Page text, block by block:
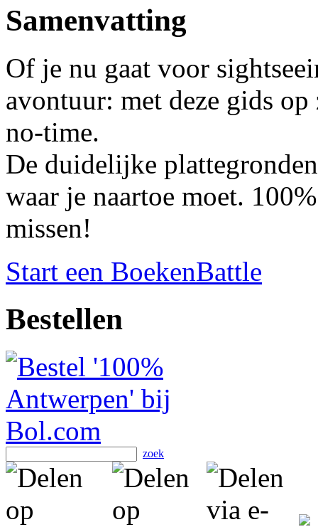
Samenvatting
Of je nu gaat voor
avontuur: met deze gids
no-time.
De duidelijke
waar je naartoe moet.
missen!
Start een BoekenBattle
Bestellen
zoek